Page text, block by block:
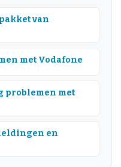
van
met Vodafone
problemen met
en